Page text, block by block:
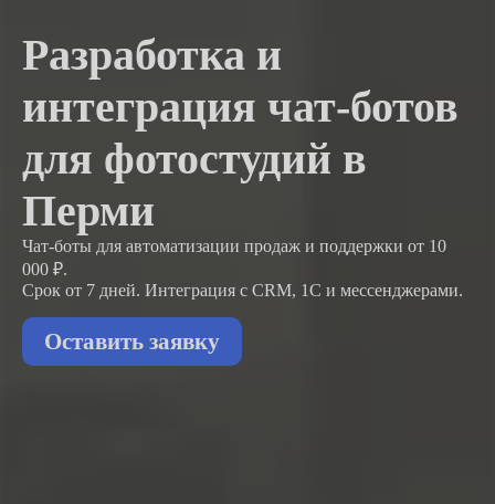
Разработка и
интеграция чат-ботов
для фотостудий в
Перми
Чат-боты для автоматизации продаж и поддержки от 10
000 ₽.
Срок от 7 дней. Интеграция с CRM, 1С и мессенджерами.
Оставить заявку